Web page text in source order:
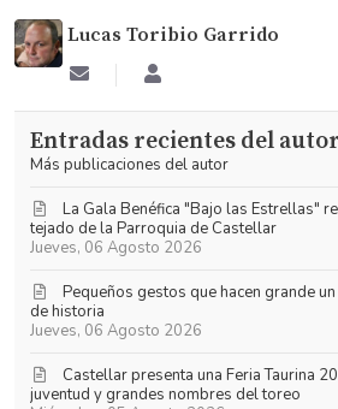
Lucas Toribio Garrido
Suscribirse
las
actualizaciones
Garrido
Entradas recientes del autor
Más publicaciones del autor
Jueves, 06 Agosto 2026
La Gala Benéfica "Bajo las Estrellas"
tejado de la Parroquia de Castellar
Jueves, 06 Agosto 2026
Pequeños gestos que hacen grande
de historia
​Castellar presenta una Feria Taurina
juventud y grandes nombres del toreo